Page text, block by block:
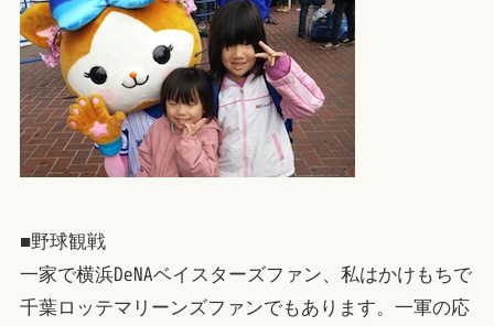
■野球観戦
一家で横浜DeNAベイスターズファン、私はかけもちで
千葉ロッテマリーンズファンでもあります。一軍の応